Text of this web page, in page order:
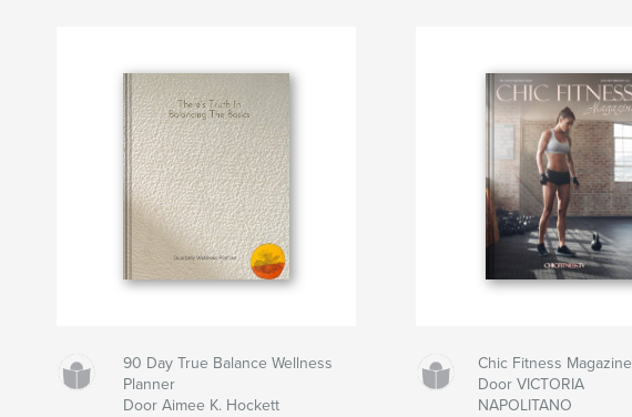
90 Day True Balance Wellness
Planner
Door Aimee K. Hockett
Chic Fitness Magazine
Door VICTORIA
NAPOLITANO